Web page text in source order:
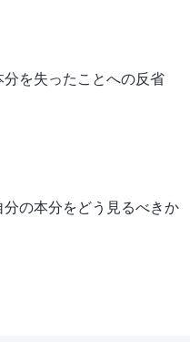
分を失ったことへの反省
分の本分をどう見るべきか